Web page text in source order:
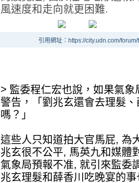
風速度和走向就更困難.
引用網址：https://city.udn.com/
> 監委程仁宏也說，如果氣
警告，「劉兆玄還會去理髮
嗎？」
這些人只知道拍大官馬屁, 為
兆玄很不公平, 馬英九和媒體
氣象局預報不准, 就引來監委
兆玄理髮和薛香川吃晚宴的